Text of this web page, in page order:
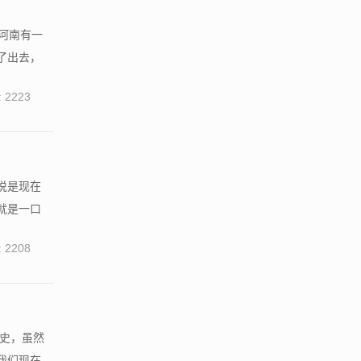
南有一
去，
2223
是现在
是一口
2208
，虽然